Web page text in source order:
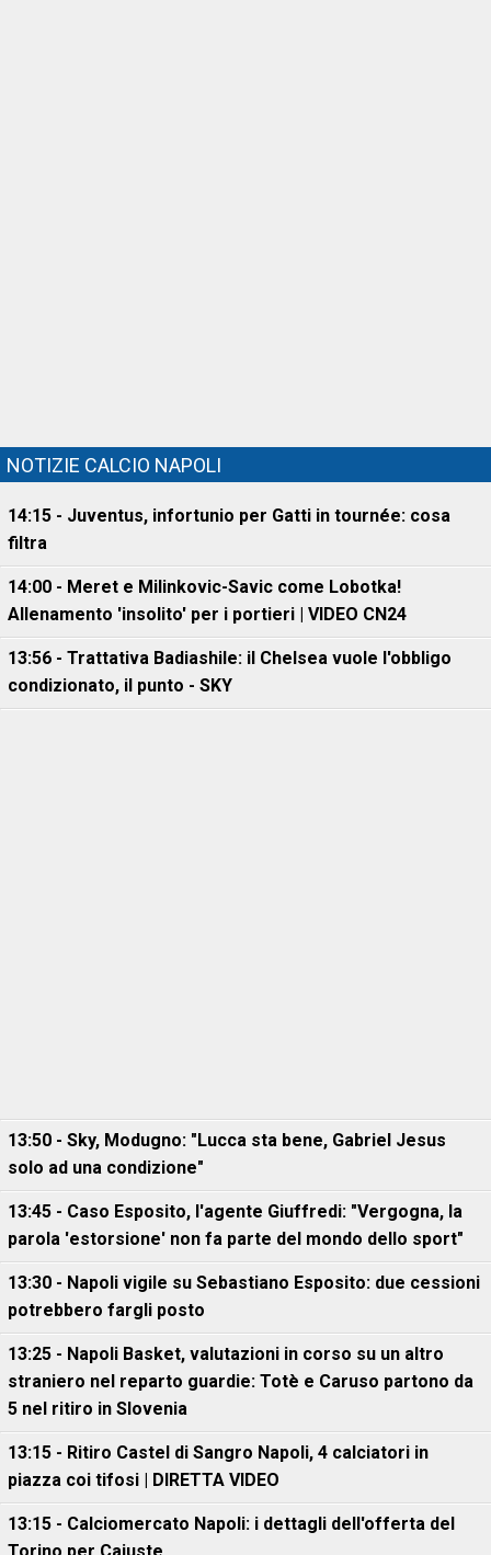
NOTIZIE CALCIO NAPOLI
14:15 - Juventus, infortunio per Gatti in tournée: cosa
filtra
14:00 - Meret e Milinkovic-Savic come Lobotka!
Allenamento 'insolito' per i portieri | VIDEO CN24
13:56 - Trattativa Badiashile: il Chelsea vuole l'obbligo
condizionato, il punto - SKY
13:50 - Sky, Modugno: "Lucca sta bene, Gabriel Jesus
solo ad una condizione"
13:45 - Caso Esposito, l'agente Giuffredi: "Vergogna, la
parola 'estorsione' non fa parte del mondo dello sport"
13:30 - Napoli vigile su Sebastiano Esposito: due cessioni
potrebbero fargli posto
13:25 - Napoli Basket, valutazioni in corso su un altro
straniero nel reparto guardie: Totè e Caruso partono da
5 nel ritiro in Slovenia
13:15 - Ritiro Castel di Sangro Napoli, 4 calciatori in
piazza coi tifosi | DIRETTA VIDEO
13:15 - Calciomercato Napoli: i dettagli dell'offerta del
Torino per Cajuste